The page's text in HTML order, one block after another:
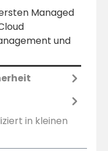
Managed
und
in kleinen